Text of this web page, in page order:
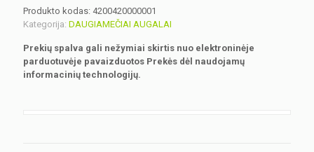
Produkto kodas: 4200420000001
Kategorija: DAUGIAMEČIAI AUGALAI
Prekių spalva gali nežymiai skirtis nuo elektroninėje
parduotuvėje pavaizduotos Prekės dėl naudojamų
informacinių technologijų.